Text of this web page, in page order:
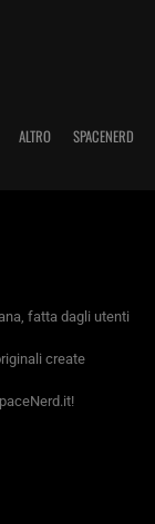
ALTRO SPACENERD
fatta dagli utenti
create